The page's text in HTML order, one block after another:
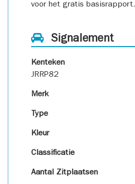
voor het gratis basisrapport.
Signalement
Kenteken
JRRP82
Merk
Type
Kleur
Classificatie
Aantal Zitplaatsen